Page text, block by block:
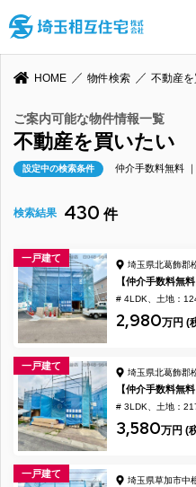
HOME 物件検索 不動産
ご案内可能な物件情報一覧
不動産を買いたい
設定中の検索条件 仲介手数料無料 ｜
検索結果 430 件
一戸建て
埼玉県北葛飾郡
【仲介手数料無
# 4LDK 土地：
2,980万円 (
一戸建て
埼玉県北葛飾郡
【仲介手数料無
# 3LDK 土地：
3,580万円 (
一戸建て
埼玉県草加市中